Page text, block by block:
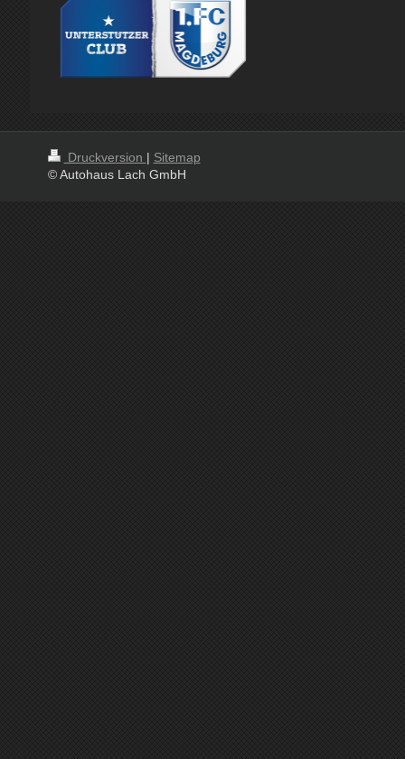
Druckversion | Sitemap
© Autohaus Lach GmbH